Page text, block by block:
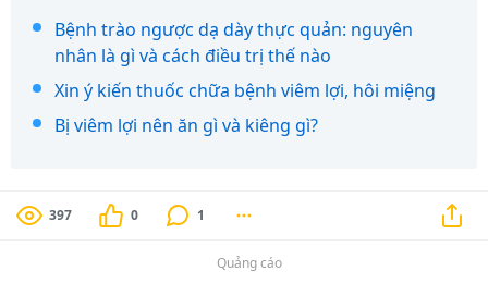
Bệnh trào ngược dạ dày thực quản: nguyên
nhân là gì và cách điều trị thế nào
Xin ý kiến thuốc chữa bệnh viêm lợi, hôi miệng
Bị viêm lợi nên ăn gì và kiêng gì?
397 0 1
Quảng cáo